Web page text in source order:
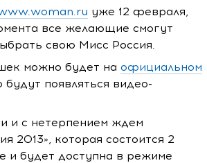
уже 12 февраля,
все желающие смогут
свою Мисс Россия.
можно будет на официальном
будут появляться видео-
и с нетерпением ждем
2013», которая состоится 2
и будет доступна в режиме